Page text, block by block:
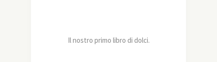
Il nostro primo libro di dolci.